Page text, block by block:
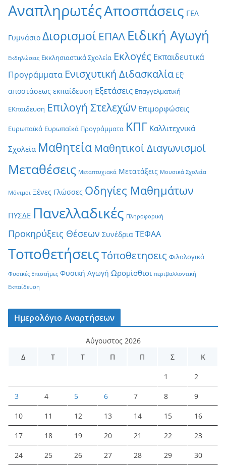
ΑναπληρωτέςΑποσπάσεις ΓΕΛ
Γυμνάσιο Διορισμοί ΕΠΑΛ Ειδική Αγωγή
Εκδηλώσεις Εκκλησιαστικά Σχολεία Εκλογές Εκπαιδευτικά
Προγράμματα Ενισχυτική Διδασκαλία Εξ'
αποστάσεως εκπαίδευση Εξετάσεις Επαγγελματική
ΕΚπαιδευση Επιλογή Στελεχών Επιμορφώσεις
Ευρωπαϊκά Ευρωπαϊκά Προγράμματα ΚΠΓ Καλλιτεχνικά
Σχολεία Μαθητεία Μαθητικοί Διαγωνισμοί
Μεταθέσεις Μεταπτυχιακά Μετατάξεις Μουσικά Σχολεία
Μόνιμοι Ξένες Γλώσσες Οδηγίες Μαθημάτων
ΠΥΣΔΕ Πανελλαδικές Πληροφορική
Προκηρύξεις Θέσεων Συνέδρια ΤΕΦΑΑ
ΤοποθετήσειςΤόποθετησεις Φιλολογικά
Φυσικές Επιστήμες Φυσική Αγωγή Ωρομίσθιοι περιβαλλοντική
Εκπαίδευση
Ημερολόγιο Αναρτήσεων
Αύγουστος 2026
Δ
Τ Τ Π Π Σ Κ
1 2
3 4 5 6 7 8 9
10 11 12 13 14 15 16
17 18 19 20 21 22 23
24 25 26 27 28 29 30